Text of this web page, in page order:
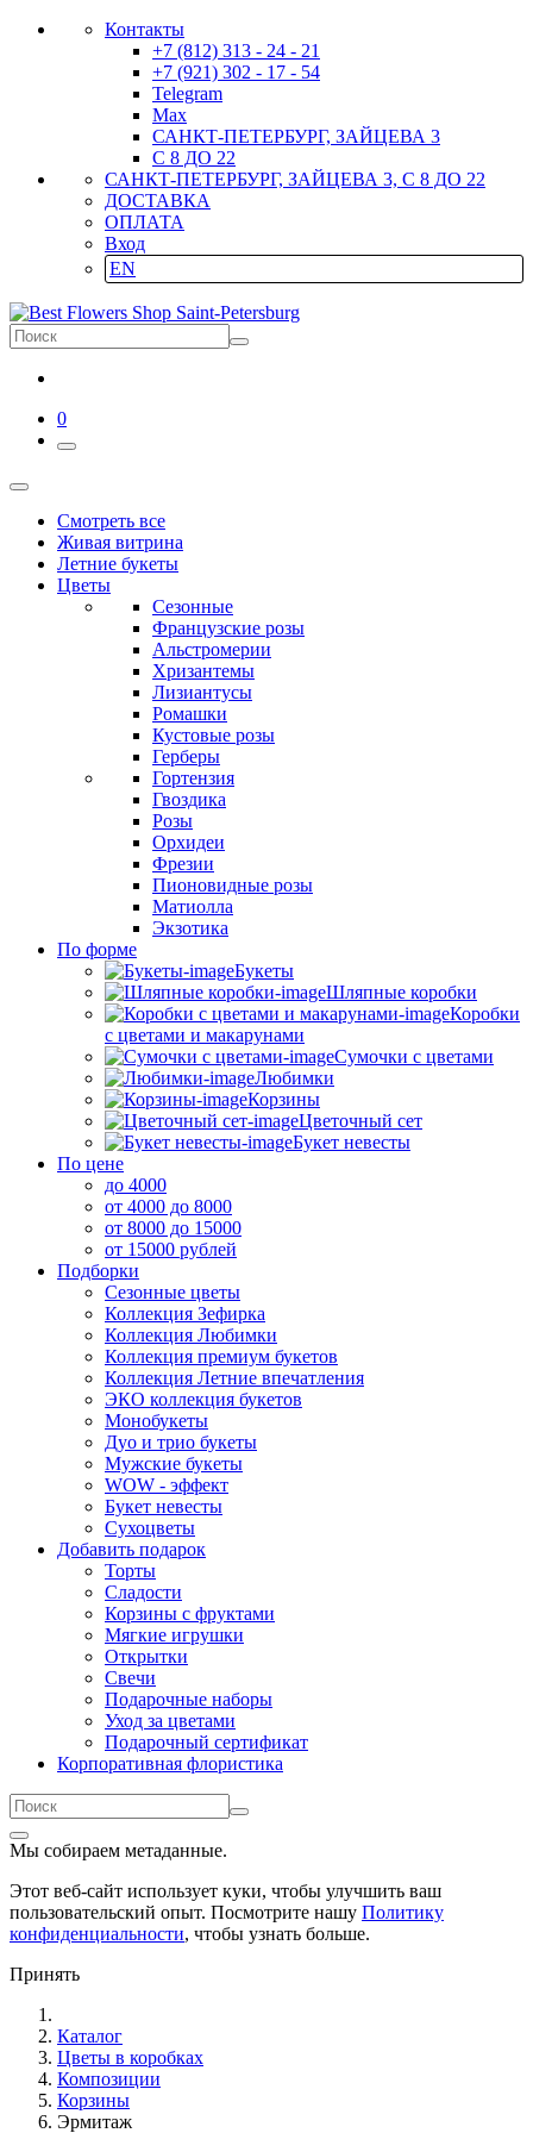
Контакты
+7 (812) 313 - 24 - 21
+7 (921) 302 - 17 - 54
Telegram
Max
САНКТ-ПЕТЕРБУРГ, ЗАЙЦЕВА 3
С 8 ДО 22
САНКТ-ПЕТЕРБУРГ, ЗАЙЦЕВА 3, С 8 ДО 22
ДОСТАВКА
ОПЛАТА
Вход
EN
0
Смотреть все
Живая витрина
Летние букеты
Цветы
Сезонные
Французские розы
Альстромерии
Хризантемы
Лизиантусы
Ромашки
Кустовые розы
Герберы
Гортензия
Гвоздика
Розы
Орхидеи
Фрезии
Пионовидные розы
Матиолла
Экзотика
По форме
Букеты
Шляпные коробки
Коробки
с цветами и макарунами
Сумочки с цветами
Любимки
Корзины
Цветочный сет
Букет невесты
По цене
до 4000
от 4000 до 8000
от 8000 до 15000
от 15000 рублей
Подборки
Сезонные цветы
Коллекция Зефирка
Коллекция Любимки
Коллекция премиум букетов
Коллекция Летние впечатления
ЭКО коллекция букетов
Монобукеты
Дуо и трио букеты
Мужские букеты
WOW - эффект
Букет невесты
Сухоцветы
Добавить подарок
Торты
Сладости
Корзины с фруктами
Мягкие игрушки
Открытки
Свечи
Подарочные наборы
Уход за цветами
Подарочный сертификат
Корпоративная флористика
Мы собираем метаданные.
Этот веб-сайт использует куки, чтобы улучшить ваш
пользовательский опыт. Посмотрите нашу Политику
конфиденциальности, чтобы узнать больше.
Принять
Каталог
Цветы в коробках
Композиции
Корзины
Эрмитаж